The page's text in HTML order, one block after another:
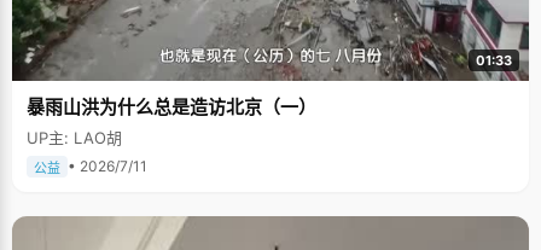
01:33
暴雨山洪为什么总是造访北京（一）
UP主: LAO胡
公益 • 2026/7/11